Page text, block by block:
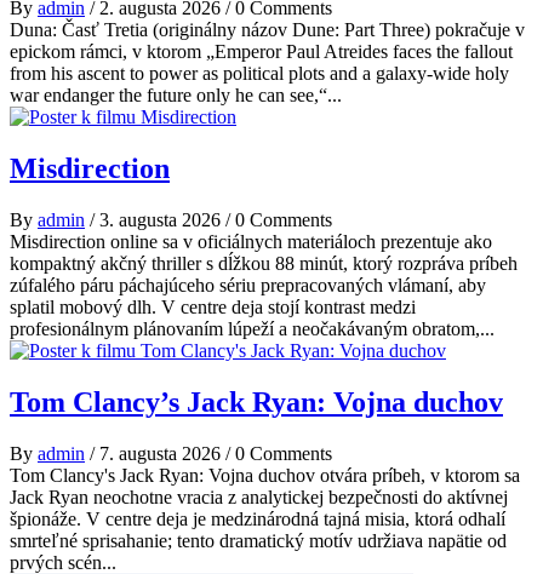
By admin / 2. augusta 2026 /0 Comments
Duna: Časť Tretia (originálny názov Dune: Part Three) pokračuje v
epickom rámci, v ktorom „Emperor Paul Atreides faces the fallout
from his ascent to power as political plots and a galaxy-wide holy
war endanger the future only he can see,“...
Misdirection
By admin /3. augusta 2026 /0 Comments
Misdirection online sa v oficiálnych materiáloch prezentuje ako
kompaktný akčný thriller s dĺžkou 88 minút, ktorý rozpráva príbeh
zúfalého páru páchajúceho sériu prepracovaných vlámaní, aby
splatil mobový dlh. V centre deja stojí kontrast medzi
profesionálnym plánovaním lúpeží a neočakávaným obratom,...
Tom Clancy’s Jack Ryan: Vojna duchov
By admin / 7. augusta 2026 /0 Comments
Tom Clancy's Jack Ryan: Vojna duchov otvára príbeh, v ktorom sa
Jack Ryan neochotne vracia z analytickej bezpečnosti do aktívnej
špionáže. V centre deja je medzinárodná tajná misia, ktorá odhalí
smrteľné sprisahanie; tento dramatický motív udržiava napätie od
prvých scén...